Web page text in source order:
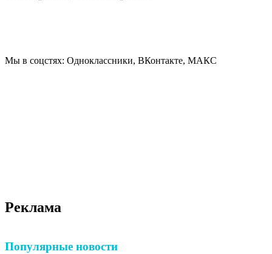
Мы в соцстях: Одноклассники, ВКонтакте, МАКС
Реклама
Популярные новости